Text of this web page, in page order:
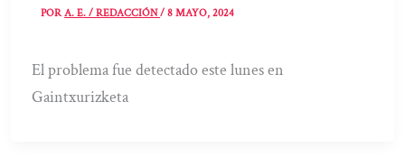
PORA. E. / REDACCIÓN/8 MAYO, 2024
El problema fue detectado este lunes en
Gaintxurizketa